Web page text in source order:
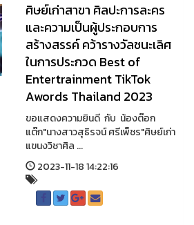
ศิษย์เก่าสาขา ศิลปะการละคร
และความเป็นผู้ประกอบการ
สร้างสรรค์ คว้ารางวัลชนะเลิศ
ในการประกวด Best of
Entertrainment TikTok
Awords Thailand 2023
ขอแสดงความยินดี กับ น้องต๊อก
แต๊ก"นางสาวสุธิรจน์ ศรีเพ็ชร"ศิษย์เก่า
แขนงวิชาศิล ...
2023-11-18 14:22:16